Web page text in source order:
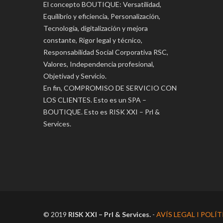
El concepto BOUTIQUE: Versatilidad,
Equilibrio y eficiencia, Personalización,
Tecnología, digitalización y mejora
constante, Rigor legal y técnico,
Responsabilidad Social Corporativa RSC,
Valores, Independencia profesional,
Objetivad y Servicio.
En fin, COMPROMISO DE SERVICIO CON
LOS CLIENTES. Esto es un SPA –
BOUTIQUE. Esto es RISK XXI – Prl &
Services.
© 2019 RISK XXI – Prl & Services. - AVÍS LEGAL I